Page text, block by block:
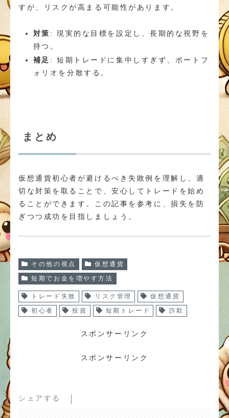
すが、リスクが高まる可能性があります。
対策 : 現実的な目標を設定し、長期的な視野を
持つ。
補足 : 短期トレードに集中しすぎず、ポートフ
ォリオを分散する。
まとめ
仮想通貨初心者が避けるべき失敗例を理解し、適
切な対策を取ることで、安心してトレードを始め
ることができます。この記事を参考に、損失を防
ぎつつ成功を目指しましょう。
その他の視点
仮想通貨
短期でお金を増やす方法
トレード失敗 リスク管理
仮想通貨
初心者
投資 短期トレード 詐欺
スポンサーリンク
スポンサーリンク
シェアする